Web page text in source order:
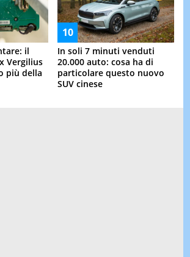
il
Vergilius
più della
In soli 7 minuti venduti
20.000 auto: cosa ha di
particolare questo nuovo
SUV cinese